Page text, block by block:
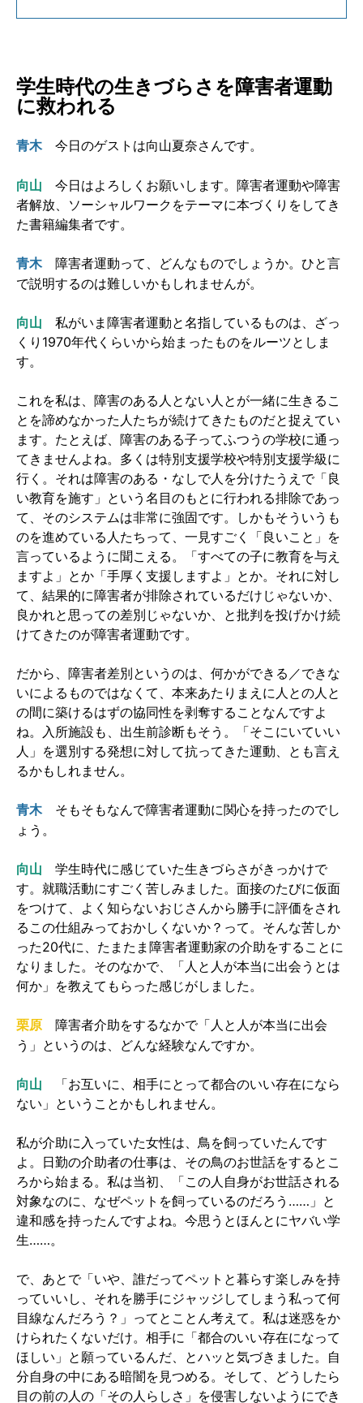
学生時代の生きづらさを障害者運動
に救われる
青木今日のゲストは向山夏奈さんです。
向山 今日はよろしくお願いします。障害者運動や障害
者解放、ソーシャルワークをテーマに本づくりをしてき
た書籍編集者です。
青木障害者運動って、どんなものでしょうか。ひと言
で説明するのは難しいかもしれませんが。
向山 私がいま障害者運動と名指しているものは、ざっ
くり1970年代くらいから始まったものをルーツとしま
す。
これを私は、障害のある人とない人とが一緒に生きるこ
とを諦めなかった人たちが続けてきたものだと捉えてい
ます。たとえば、障害のある子ってふつうの学校に通っ
てきませんよね。多くは特別支援学校や特別支援学級に
行く。それは障害のある・なしで人を分けたうえで「良
い教育を施す」という名目のもとに行われる排除であっ
て、そのシステムは非常に強固です。しかもそういうも
のを進めている人たちって、一見すごく「良いこと」を
言っているように聞こえる。「すべての子に教育を与え
ますよ」とか「手厚く支援しますよ」とか。それに対し
て、結果的に障害者が排除されているだけじゃないか、
良かれと思っての差別じゃないか、と批判を投げかけ続
けてきたのが障害者運動です。
だから、障害者差別というのは、何かができる／できな
いによるものではなくて、本来あたりまえに人との人と
の間に築けるはずの協同性を剥奪することなんですよ
ね。入所施設も、出生前診断もそう。「そこにいていい
人」を選別する発想に対して抗ってきた運動、とも言え
るかもしれません。
青木そもそもなんで障害者運動に関心を持ったのでし
ょう。
向山 学生時代に感じていた生きづらさがきっかけで
す。就職活動にすごく苦しみました。面接のたびに仮面
をつけて、よく知らないおじさんから勝手に評価をされ
るこの仕組みっておかしくないか？って。そんな苦しか
った20代に、たまたま障害者運動家の介助をすることに
なりました。そのなかで、「人と人が本当に出会うとは
何か」を教えてもらった感じがしました。
栗原 障害者介助をするなかで「人と人が本当に出会
う」というのは、どんな経験なんですか。
向山 「お互いに、相手にとって都合のいい存在になら
ない」ということかもしれません。
私が介助に入っていた女性は、鳥を飼っていたんです
よ。日勤の介助者の仕事は、その鳥のお世話をするとこ
ろから始まる。私は当初、「この人自身がお世話される
対象なのに、なぜペットを飼っているのだろう……」と
違和感を持ったんですよね。今思うとほんとにヤバい学
生……。
で、あとで「いや、誰だってペットと暮らす楽しみを持
っていいし、それを勝手にジャッジしてしまう私って何
目線なんだろう？」ってとことん考えて。私は迷惑をか
けられたくないだけ。相手に「都合のいい存在になって
ほしい」と願っているんだ、とハッと気づきました。自
分自身の中にある暗闇を見つめる。そして、どうしたら
目の前の人の「その人らしさ」を侵害しないようにでき